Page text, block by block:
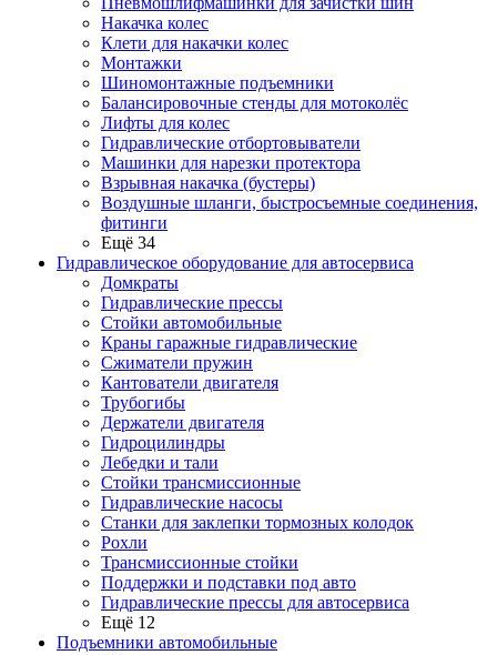
Накачка колес
Клети для накачки колес
Монтажки
Шиномонтажные подъемники
Балансировочные стенды для мотоколёс
Лифты для колес
Гидравлические отбортовыватели
Машинки для нарезки протектора
Взрывная накачка (бустеры)
Воздушные шланги, быстросъемные соединения,
фитинги
Ещё 34
Гидравлическое оборудование для автосервиса
Домкраты
Гидравлические прессы
Стойки автомобильные
Краны гаражные гидравлические
Сжиматели пружин
Кантователи двигателя
Трубогибы
Держатели двигателя
Гидроцилиндры
Лебедки и тали
Стойки трансмиссионные
Гидравлические насосы
Cтанки для заклепки тормозных колодок
Рохли
Трансмиссионные стойки
Поддержки и подставки под авто
Гидравлические прессы для автосервиса
Ещё 12
Подъемники автомобильные